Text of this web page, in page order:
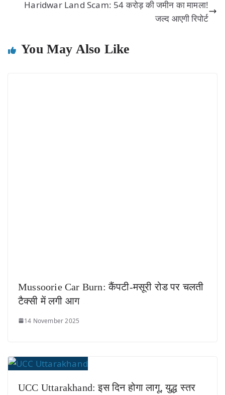
Haridwar Land Scam: 54 करोड़ की जमीन का मामला!
जल्द आएगी रिपोर्ट
You May Also Like
Mussoorie Car Burn: कैंपटी-मसूरी रोड पर चलती
टैक्सी में लगी आग
14 November 2025
UCC Uttarakhand: इस दिन होगा लागू, युद्ध स्तर